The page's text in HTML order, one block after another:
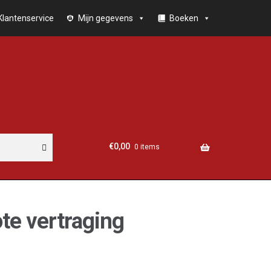
Mijn gegevens Boeken
€0,00 0 items
vertraging